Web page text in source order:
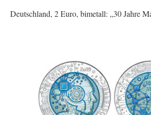
Deutschland, 2 Euro, bimetall: „30 Jahre